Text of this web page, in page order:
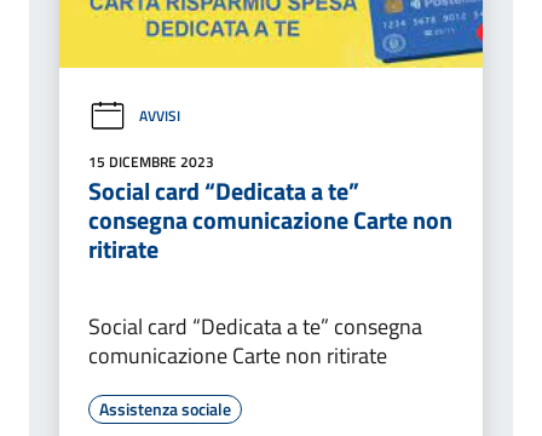
AVVISI
15 DICEMBRE 2023
Social card “Dedicata a te”
consegna comunicazione Carte non
ritirate
Social card “Dedicata a te” consegna
comunicazione Carte non ritirate
Assistenza sociale